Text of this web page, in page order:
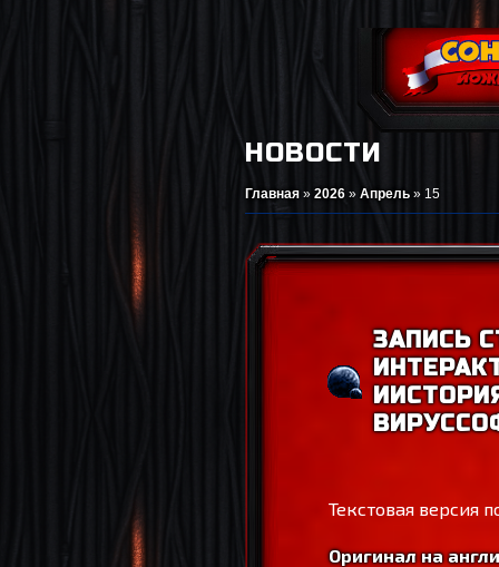
НОВОСТИ
Главная » 2026 » Апрель » 15
ЗАПИСЬ
Текстовая версия
Оригинал на